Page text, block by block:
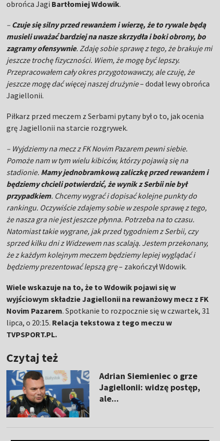
obrońca Jagi Bartłomiej Wdowik.
– Czuje się silny przed rewanżem i wierzę, że to rywale będą
musieli uważać bardziej na nasze skrzydła i boki obrony, bo
zagramy ofensywnie. Zdaję sobie sprawę z tego, że brakuje mi
jeszcze trochę fizyczności. Wiem, że mogę być lepszy.
Przepracowałem cały okres przygotowawczy, ale czuję, że
jeszcze mogę dać więcej naszej drużynie– dodał lewy obrońca
Jagiellonii.
Piłkarz przed meczem z Serbami pytany był o to, jak ocenia
grę Jagiellonii na starcie rozgrywek.
– Wyjdziemy na mecz z FK Novim Pazarem pewni siebie.
Pomoże nam w tym wielu kibiców, którzy pojawią się na
stadionie. Mamy jednobramkową zaliczkę przed rewanżem i
będziemy chcieli potwierdzić, że wynik z Serbii nie był
przypadkiem. Chcemy wygrać i dopisać kolejne punkty do
rankingu. Oczywiście zdajemy sobie w zespole sprawę z tego,
że nasza gra nie jest jeszcze płynna. Potrzeba na to czasu.
Natomiast takie wygrane, jak przed tygodniem z Serbii, czy
sprzed kilku dni z Widzewem nas scalają. Jestem przekonany,
że z każdym kolejnym meczem będziemy lepiej wyglądać i
będziemy prezentować lepszą grę– zakończył Wdowik.
Wiele wskazuje na to, że to Wdowik pojawi się w
wyjściowym składzie Jagiellonii na rewanżowy mecz z FK
Novim Pazarem. Spotkanie to rozpocznie się w czwartek, 31
lipca, o 20:15. Relacja tekstowa z tego meczu w
TVPSPORT.PL.
Czytaj też
Adrian Siemieniec o grze
Jagiellonii: widzę postęp,
ale...